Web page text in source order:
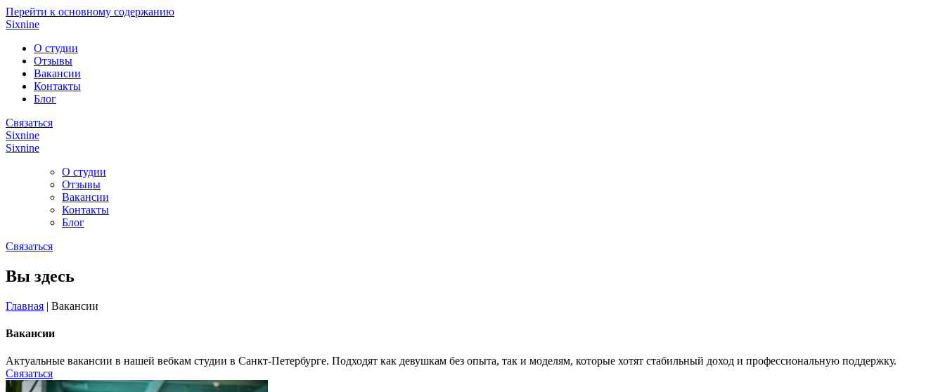
Перейти к основному содержанию
Sixnine
О студии
Отзывы
Вакансии
Контакты
Блог
Связаться
Sixnine
Sixnine
О студии
Отзывы
Вакансии
Контакты
Блог
Связаться
Вы здесь
Главная | Вакансии
Вакансии
Актуальные вакансии в нашей вебкам студии в Санкт-Петербурге. Подходят как девушкам без опыта, так и моделям, которые хотят стабильный доход и профессиональную поддержку.
Связаться